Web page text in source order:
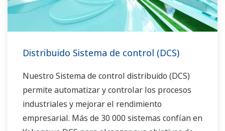
Distribuido Sistema de control (DCS)
Nuestro Sistema de control distribuido (DCS)
permite automatizar y controlar los procesos
industriales y mejorar el rendimiento
empresarial. Más de 30 000 sistemas confían en